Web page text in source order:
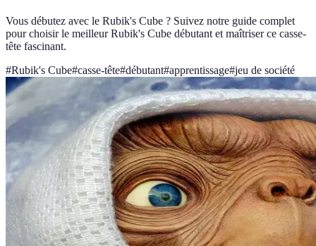
Vous débutez avec le Rubik's Cube ? Suivez notre guide complet
pour choisir le meilleur Rubik's Cube débutant et maîtriser ce casse-
tête fascinant.
#Rubik's Cube#casse-tête#débutant#apprentissage#jeu de société